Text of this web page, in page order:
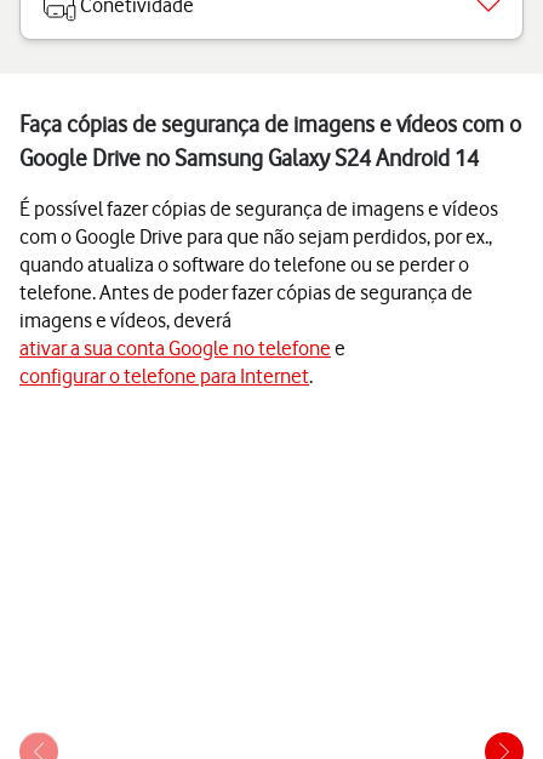
Conetividade
Faça cópias de segurança de imagens e vídeos com o
Google Drive no Samsung Galaxy S24 Android 14
É possível fazer cópias de segurança de imagens e vídeos
com o Google Drive para que não sejam perdidos, por ex.,
quando atualiza o software do telefone ou se perder o
telefone. Antes de poder fazer cópias de segurança de
imagens e vídeos, deverá
ativar a sua conta Google no telefone e
configurar o telefone para Internet.